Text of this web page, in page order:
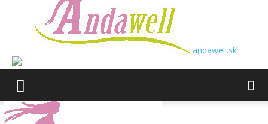
andawell.sk
Úvod archiv